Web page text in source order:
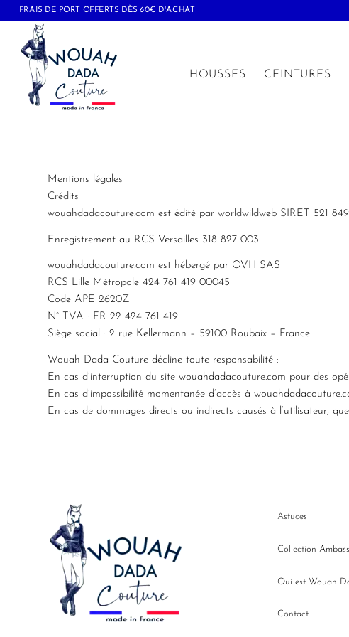
FRAIS DE PORT OFFERTS DÈS 60€ D'ACHAT
HOUSSES CEINTURES
Mentions légales
Crédits
wouahdadacouture.com est édité par worldwildweb SIRET 521
Enregistrement au RCS Versailles 318 827 003
wouahdadacouture.com est hébergé par OVH SAS
RCS Lille Métropole 424 761 419 00045
Code APE 2620Z
N° TVA : FR 22 424 761 419
Siège social : 2 rue Kellermann – 59100 Roubaix – France
Wouah Dada Couture décline toute responsabilité :
En cas d’interruption du site wouahdadacouture.com pour des
En cas d’impossibilité momentanée d’accès à
En cas de dommages directs ou indirects causés à l’utilisateur,
Astuces
Collection
Qui est Wouah
Contact